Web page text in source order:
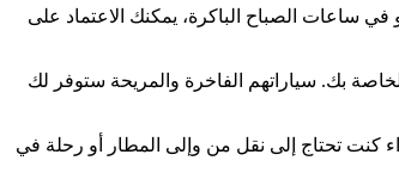
ساعات الصباح الباكرة، يمكنك الاعتماد على
بك. سياراتهم الفاخرة والمريحة ستوفر لك
كنت تحتاج إلى نقل من وإلى المطار أو رحلة في